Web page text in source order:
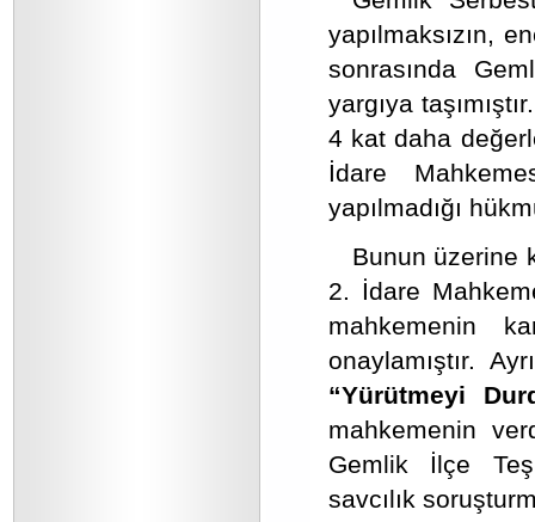
yapılmaksızın,
sonrasında
yargıya
4 kat daha
İdare
yapılmadığı
Bunun üzerine
2. İdare
mahkemenin
onaylamıştır.
“Yürütmeyi
mahkemenin
Gemlik İlçe
savcılık